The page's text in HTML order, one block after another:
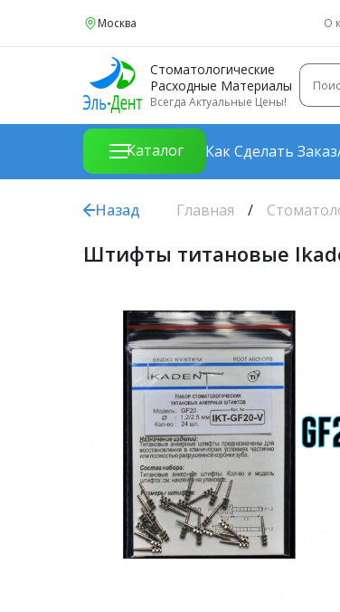
Москва О
Стоматологические
Расходные Материалы
Всегда Актуальные Цены!
Каталог Как Сделать Заказ
Назад Главная
Штифты титановые